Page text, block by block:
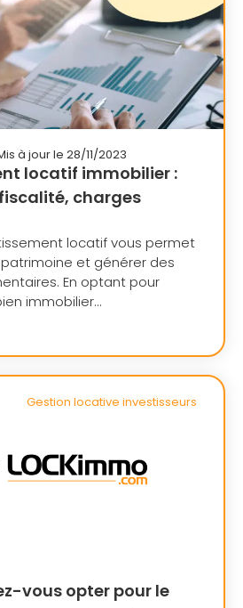
à jour le 28/11/2023
locatif immobilier :
charges
locatif vous permet
et générer des
En optant pour
immobilier...
Gestion locative investisseurs
vous opter pour le